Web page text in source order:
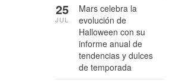
Mars celebra la
evolución de
Halloween con su
informe anual de
tendencias y dulces
de temporada
25
JUL